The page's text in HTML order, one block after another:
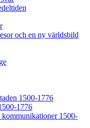
och en ny världsbild
1500-1776
1776
1500-